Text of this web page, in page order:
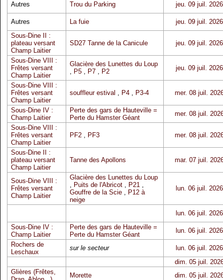
Autres Trou du Parking jeu. 09 juil. 2026
Autres La fuie
jeu. 09 juil. 2026
Sous-Dine II :
plateau versant
Champ Laitier
SD27 Tanne de la Canicule jeu. 09 juil. 2026
Sous-Dine VIII :
Frêtes versant
Champ Laitier
Glacière des Lunettes du Loup
, P5, P7, P2 jeu. 09 juil. 2026
Sous-Dine VIII :
Frêtes versant
Champ Laitier
souffleur estival , P4, P3-4 mer. 08 juil.
Sous-Dine IV :
Champ Laitier
Perte des gars de Hauteville =
Perte du Hamster Géant
mer. 08 juil.
Sous-Dine VIII :
Frêtes versant
Champ Laitier
PF2, PF3 mer. 08 juil.
Sous-Dine II :
plateau versant
Champ Laitier
Tanne des Apollons mar. 07 juil.
Sous-Dine VIII :
Frêtes versant
Champ Laitier
Glacière des Lunettes du Loup
, Puits de l'Abricot, P21,
Gouffre de la Scie, P12 à
neige
lun. 06 juil. 2026
lun. 06 juil. 2026
Sous-Dine IV :
Champ Laitier
Perte des gars de Hauteville =
Perte du Hamster Géant
lun. 06 juil. 2026
Rochers de
Leschaux
sur le secteur
lun. 06 juil. 2026
dim. 05 juil.
Glières (Frêtes,
Morette
dim. 05 juil.